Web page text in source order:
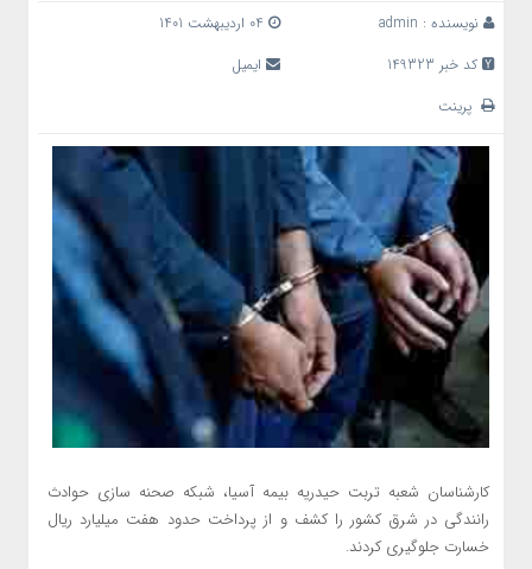
نویسنده : admin
کد خبر 149323
ایمیل
پرینت
کارشناسان شعبه تربت حیدریه بیمه آسیا، شبکه صحنه سازی حوادث
رانندگی در شرق کشور را کشف و از پرداخت حدود هفت میلیارد ریال
خسارت جلوگیری کردند.